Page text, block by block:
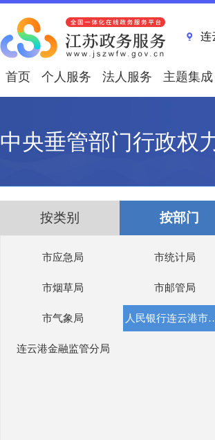
连
首页 个人服务 法人服务 主题集成
中央垂管部门行政权
按类别 按部门
市应急局 市统计局
市烟草局 市邮管局
市气象局 人民银行连
连云港金融监管分局